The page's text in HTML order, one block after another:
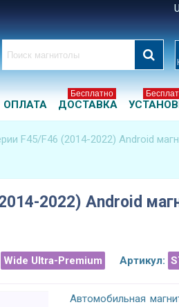
ОПЛАТА ДОСТАВКА
Бесплатно
F45/F46 (2014-2022) Android
2022) Android
Wide Ultra-Premium Артикул:
Автомобильная